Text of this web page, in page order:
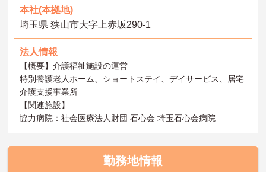
本社(本拠地)
埼玉県 狭山市大字上赤坂290-1
法人情報
【概要】介護福祉施設の運営
特別養護老人ホーム、ショートステイ、デイサービス、居宅
介護支援事業所
【関連施設】
協力病院：社会医療法人財団 石心会 埼玉石心会病院
勤務地情報